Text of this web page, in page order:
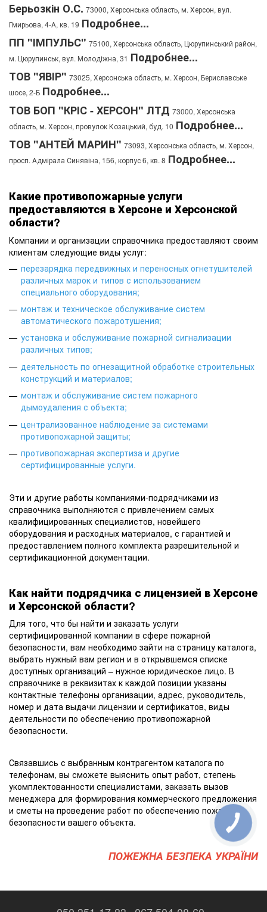
Берьозкін О.С. 73000, Херсонська область, м. Херсон, вул.
Гмирьова, 4-А, кв. 19 Подробнее...
ПП "ІМПУЛЬС" 75100, Херсонська область, Цюрупинський район,
м. Цюрупинськ, вул. Молодіжна, 31 Подробнее...
ТОВ "ЯВІР" 73025, Херсонська область, м. Херсон, Бериславське
шосе, 2-Б Подробнее...
ТОВ БОП "КРІС - ХЕРСОН" ЛТД 73000, Херсонська
область, м. Херсон, провулок Козацький, буд. 10 Подробнее...
ТОВ "АНТЕЙ МАРИН" 73093, Херсонська область, м. Херсон,
просп. Адмірала Синявіна, 156, корпус 6, кв. 8 Подробнее...
Какие противопожарные услуги
предоставляются в Херсоне и Херсонской
области?
Компании и организации справочника предоставляют своим
клиентам следующие виды услуг:
перезарядка передвижных и переносных огнетушителей
различных марок и типов с использованием
специального оборудования;
монтаж и техническое обслуживание систем
автоматического пожаротушения;
установка и обслуживание пожарной сигнализации
различных типов;
деятельность по огнезащитной обработке строительных
конструкций и материалов;
монтаж и обслуживание систем пожарного
дымоудаления с объекта;
централизованное наблюдение за системами
противопожарной защиты;
противопожарная экспертиза и другие
сертифицированные услуги.
Эти и другие работы компаниями-подрядчиками из
справочника выполняются с привлечением самых
квалифицированных специалистов, новейшего
оборудования и расходных материалов, с гарантией и
предоставлением полного комплекта разрешительной и
сертификационной документации.
Как найти подрядчика с лицензией в Херсоне
и Херсонской области?
Для того, что бы найти и заказать услуги
сертифицированной компании в сфере пожарной
безопасности, вам необходимо зайти на страницу каталога,
выбрать нужный вам регион и в открывшемся списке
доступных организаций – нужное юридическое лицо. В
справочнике в реквизитах к каждой позиции указаны
контактные телефоны организации, адрес, руководитель,
номер и дата выдачи лицензии и сертификатов, виды
деятельности по обеспечению противопожарной
безопасности.
Связавшись с выбранным контрагентом каталога по
телефонам, вы сможете выяснить опыт работ, степень
укомплектованности специалистами, заказать вызов
менеджера для формирования коммерческого предложения
и сметы на проведение работ по обеспечению пожарной
безопасности вашего объекта.
ПОЖЕЖНА БЕЗПЕКА УКРАЇНИ